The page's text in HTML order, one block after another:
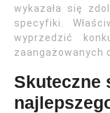
wykazała się
specyfiki.
wyprzedzić
zaangażowanych
Skuteczne